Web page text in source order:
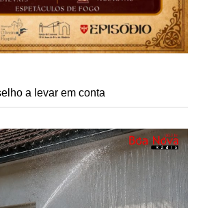
a levar em conta